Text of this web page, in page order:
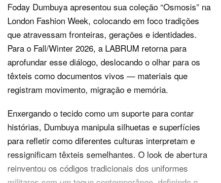
Foday Dumbuya apresentou sua coleção “Osmosis” na
London Fashion Week, colocando em foco tradições
que atravessam fronteiras, gerações e identidades.
Para o Fall/Winter 2026, a LABRUM retorna para
aprofundar esse diálogo, deslocando o olhar para os
têxteis como documentos vivos — materiais que
registram movimento, migração e memória.
Enxergando o tecido como um suporte para contar
histórias, Dumbuya manipula silhuetas e superfícies
para refletir como diferentes culturas interpretam e
ressignificam têxteis semelhantes. O look de abertura
reinventou os códigos tradicionais dos uniformes